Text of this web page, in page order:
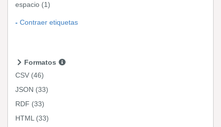
espacio (1)
Contraer etiquetas
Formatos
CSV (46)
JSON (33)
RDF (33)
HTML (33)